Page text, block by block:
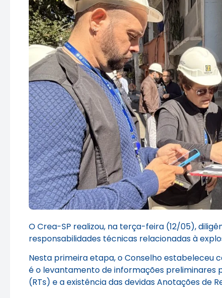
O Crea-SP realizou, na terça-feira (12/05),
responsabilidades técnicas relacionadas à
Nesta primeira etapa, o Conselho estabeleceu
é o levantamento de informações preliminares
(RTs) e a existência das devidas Anotações de